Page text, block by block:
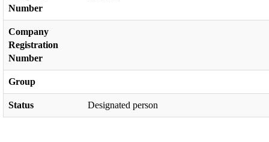
Number
Company
Registration
Number
Group
Status Designated person